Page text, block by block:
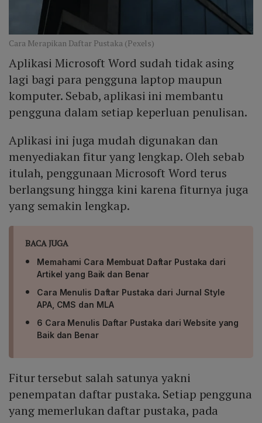
Cara Merapikan Daftar Pustaka (Pexels)
Aplikasi Microsoft Word sudah tidak asing
lagi bagi para pengguna laptop maupun
komputer. Sebab, aplikasi ini membantu
pengguna dalam setiap keperluan penulisan.
Aplikasi ini juga mudah digunakan dan
menyediakan fitur yang lengkap. Oleh sebab
itulah, penggunaan Microsoft Word terus
berlangsung hingga kini karena fiturnya juga
yang semakin lengkap.
BACA JUGA
Memahami Cara Membuat Daftar Pustaka dari
Artikel yang Baik dan Benar
Cara Menulis Daftar Pustaka dari Jurnal Style
APA, CMS dan MLA
6 Cara Menulis Daftar Pustaka dari Website yang
Baik dan Benar
Fitur tersebut salah satunya yakni
penempatan daftar pustaka. Setiap pengguna
yang memerlukan daftar pustaka, pada